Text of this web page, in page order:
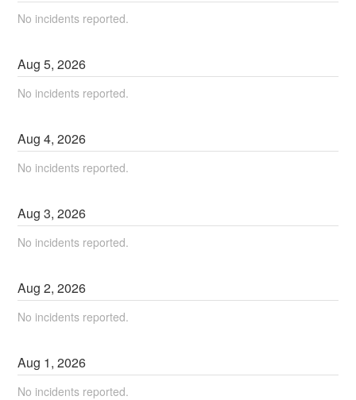
No incidents reported.
Aug5,2026
No incidents reported.
Aug4,2026
No incidents reported.
Aug3,2026
No incidents reported.
Aug2,2026
No incidents reported.
Aug 1,2026
No incidents reported.